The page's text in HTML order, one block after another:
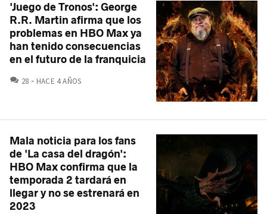
'Juego de Tronos': George
R.R. Martin afirma que los
problemas en HBO Max ya
han tenido consecuencias
en el futuro de la franquicia
28 COMENTARIOS
HACE 4 AÑOS
Mala noticia para los fans
de 'La casa del dragón':
HBO Max confirma que la
temporada 2 tardará en
llegar y no se estrenará en
2023